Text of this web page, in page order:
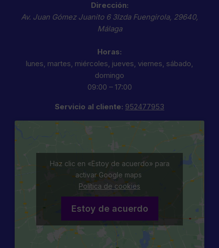
Dirección:
Av. Juan Gómez Juanito 6 3Izda Fuengirola, 29640,
Málaga
Horas:
lunes, martes, miércoles, jueves, viernes, sábado,
domingo
09:00 – 17:00
Servicio al cliente: 952477953
Haz clic en «Estoy de acuerdo» para
activar Google maps
Política de cookies
Estoy de acuerdo